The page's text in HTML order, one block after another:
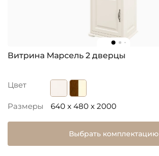
Витрина Марсель 2 дверцы
Цвет
Размеры 640 x 480 x 2000
Выбрать комплектацию